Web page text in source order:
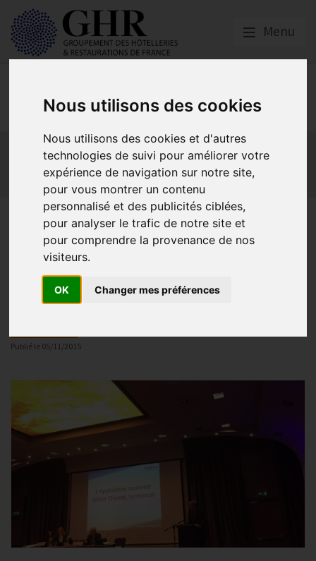
Nous utilisons des cookies
Nous utilisons des cookies et d'autres
technologies de suivi pour améliorer votre
expérience de navigation sur notre site,
pour vous montrer un contenu
personnalisé et des publicités ciblées,
pour analyser le trafic de notre site et
pour comprendre la provenance de nos
visiteurs.
OK Changer mes préférences
Menu
Europe & Numérique
Actualités
Plateformes en ligne
Economie collaborative
Innovation et digitalisation
Mon Parc Num
Informatique Europe
Novembre 2015 Mr Chenet élu
au comité financier de
l’HOTREC
Publié le 05/11/2015